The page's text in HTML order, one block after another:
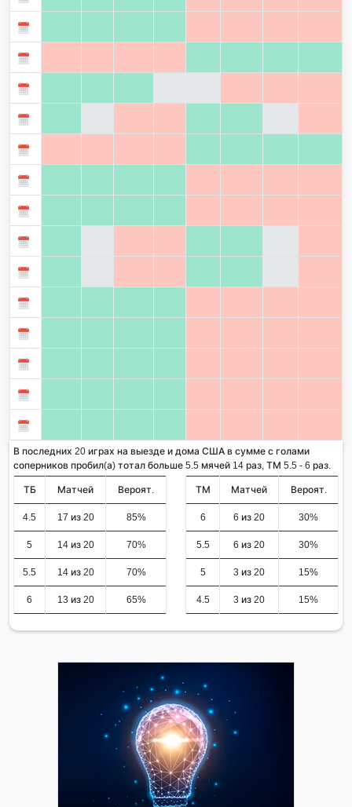
В последних 20 играх на выезде и дома США в сумме с голами
соперников пробил(а) тотал больше 5.5 мячей 14 раз, ТМ 5.5 - 6 раз.
ТБ Матчей Вероят.
4.5 17 из 20 85%
5 14 из 20 70%
5.5 14 из 20 70%
6 13 из 20 65%
ТМ Матчей Вероят.
6 6 из 20 30%
5.5 6 из 20 30%
5 3 из 20 15%
4.5 3 из 20 15%